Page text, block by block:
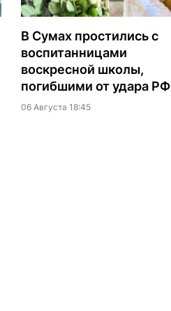
В Сумах простились с
воспитанницами
воскресной школы,
погибшими от удара РФ
06 Августа 18:45